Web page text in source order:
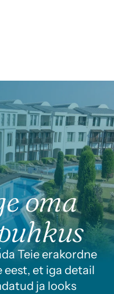
oma
Teie erakordne
eest, et iga detail
ja looks